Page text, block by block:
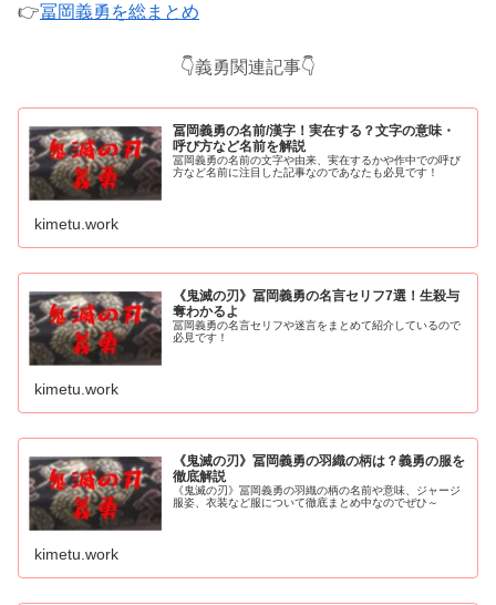
👉冨岡義勇を総まとめ
👇義勇関連記事👇
冨岡義勇の名前/漢字！実在する？文字の意味・
呼び方など名前を解説
冨岡義勇の名前の文字や由来、実在するかや作中での呼び
方など名前に注目した記事なのであなたも必見です！
kimetu.work
《鬼滅の刃》冨岡義勇の名言セリフ7選！生殺与
奪わかるよ
冨岡義勇の名言セリフや迷言をまとめて紹介しているので
必見です！
kimetu.work
《鬼滅の刃》冨岡義勇の羽織の柄は？義勇の服を
徹底解説
《鬼滅の刃》冨岡義勇の羽織の柄の名前や意味、ジャージ
服姿、衣装など服について徹底まとめ中なのでぜひ～
kimetu.work